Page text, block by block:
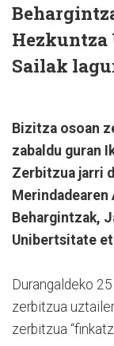
Hezkuntza
Sailak
Bizitza osoan
zabaldu guran
Zerbitzua jarri
Merindadearen
Behargintzak,
Unibertsitate
Durangaldeko
zerbitzua
zerbitzua